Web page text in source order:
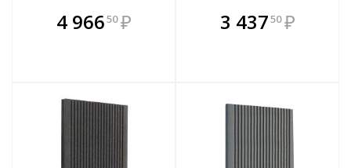
4 96650 ₽
В комплекте
всегда выгоднее!
В комплекте
всегда выгоднее!
3 43750 ₽